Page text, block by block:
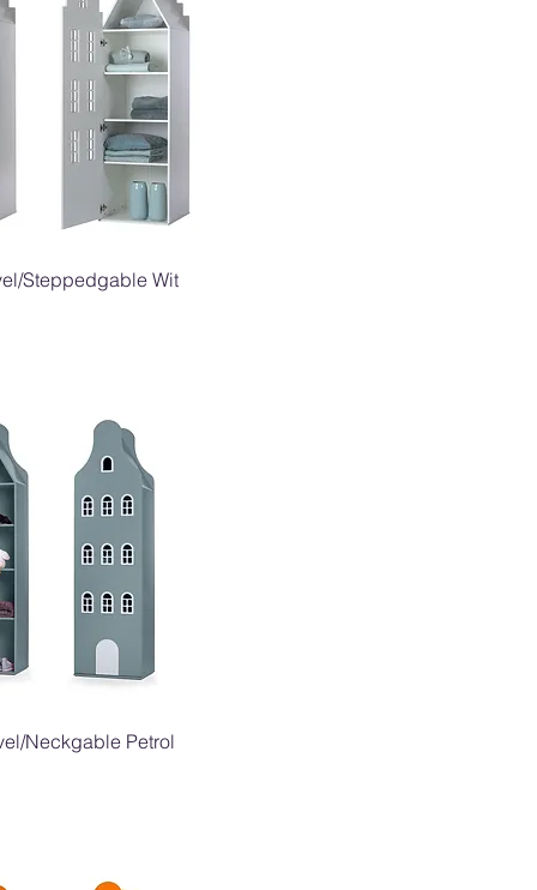
overzicht
Steppedgable Wit
overzicht
Neckgable Petrol